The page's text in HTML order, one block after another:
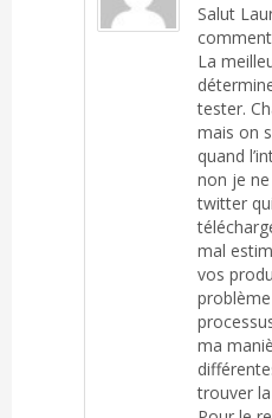
Salut
La
tester.
mais on
quand
non je
twitter
mal
vos
ma
trouver